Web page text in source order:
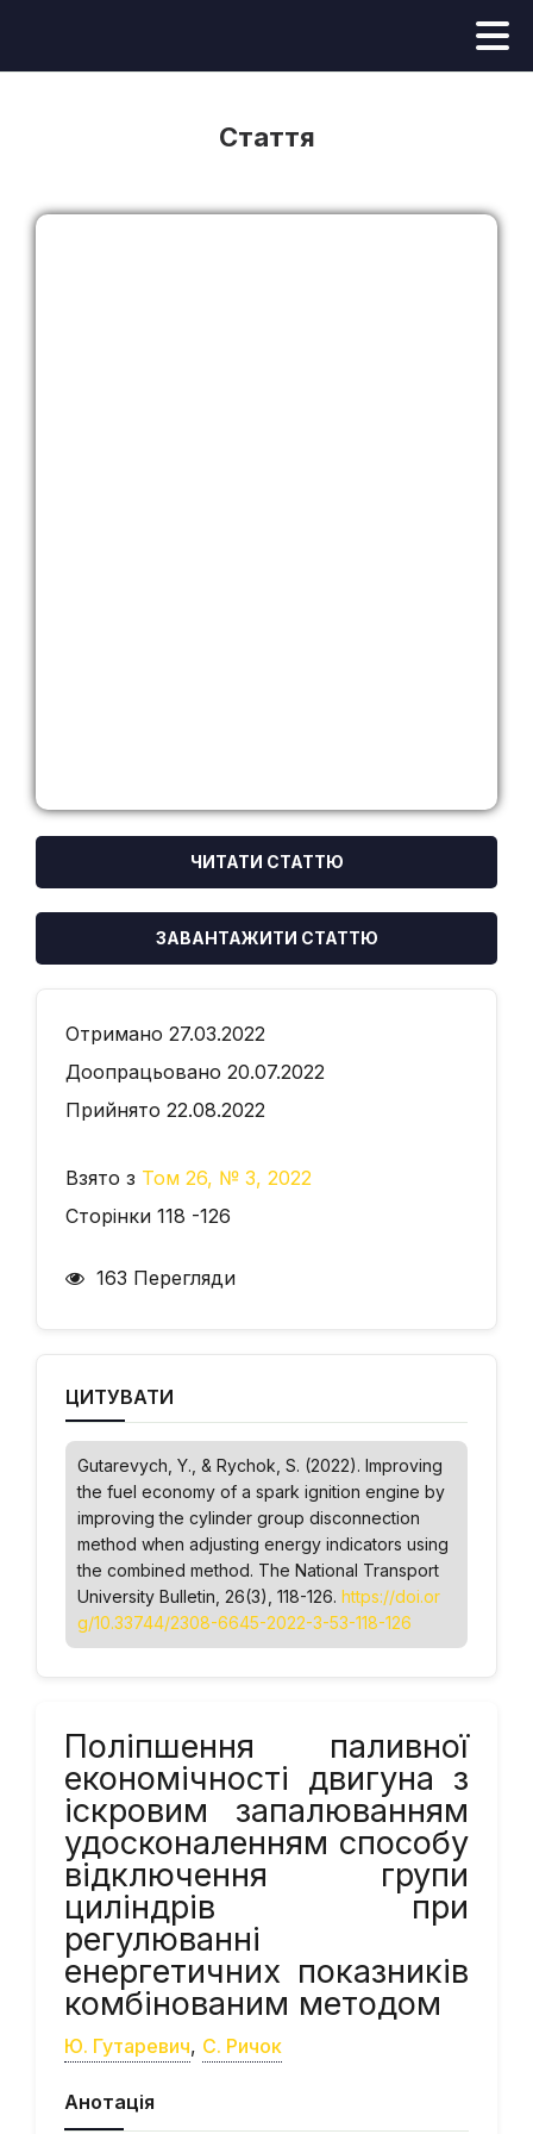
Стаття
ЧИТАТИ СТАТТЮ
ЗАВАНТАЖИТИ СТАТТЮ
Отримано 27.03.2022
Доопрацьовано 20.07.2022
Прийнято 22.08.2022
Взято з Том 26, № 3, 2022
Сторінки 118 -126
163 Перегляди
ЦИТУВАТИ
Gutarevych, Y., & Rychok, S. (2022). Improving
the fuel economy of a spark ignition engine by
improving the cylinder group disconnection
method when adjusting energy indicators using
the combined method. The National Transport
University Bulletin , 26(3), 118-126. https://doi.or
g/10.33744/2308-6645-2022-3-53-118-126
Поліпшення паливної
економічності двигуна з
іскровим запалюванням
удосконаленням способу
відключення групи
циліндрів при
регулюванні
енергетичних показників
комбінованим методом
Ю. Гутаревич, С. Ричок
Анотація